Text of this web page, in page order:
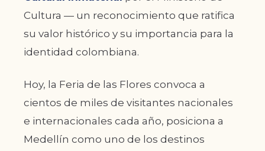
Cultura — un reconocimiento que ratifica
su valor histórico y su importancia para la
identidad colombiana.
Hoy, la Feria de las Flores convoca a
cientos de miles de visitantes nacionales
e internacionales cada año, posiciona a
Medellín como uno de los destinos